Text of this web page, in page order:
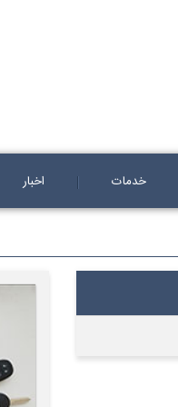
خدمات اخبار